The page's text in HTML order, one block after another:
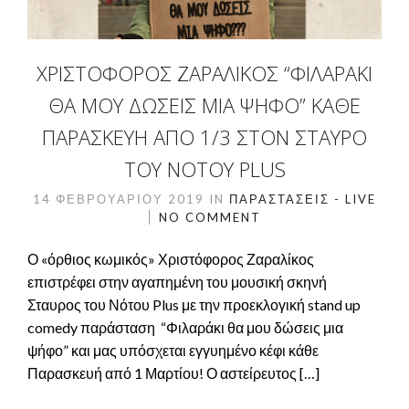
ΧΡΙΣΤΌΦΟΡΟΣ ΖΑΡΑΛΊΚΟΣ “ΦΙΛΑΡΆΚΙ
ΘΑ ΜΟΥ ΔΏΣΕΙΣ ΜΙΑ ΨΉΦΟ” ΚΆΘΕ
ΠΑΡΑΣΚΕΥΉ ΑΠΌ 1/3 ΣΤΟΝ ΣΤΑΥΡΌ
ΤΟΥ ΝΌΤΟΥ PLUS
14 ΦΕΒΡΟΥΑΡΊΟΥ 2019 IN ΠΑΡΑΣΤΆΣΕΙΣ - LIVE
NO COMMENT
Ο «όρθιος κωμικός» Χριστόφορος Ζαραλίκος
επιστρέφει στην αγαπημένη του μουσική σκηνή
Σταυρος του Νότου Plus με την προεκλογική stand up
comedy παράσταση “Φιλαράκι θα μου δώσεις μια
ψήφο” και μας υπόσχεται εγγυημένο κέφι κάθε
Παρασκευή από 1 Μαρτίου! Ο αστείρευτος […]